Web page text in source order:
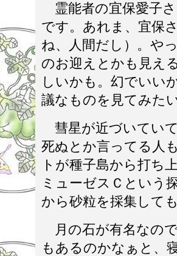
霊能者の宜保愛子
です。あれま、宜保
ね、人間だし）。や
のお迎えとかも見え
しいかも。幻でいい
議なものを見てみた
彗星が近づいてい
死ぬとか言ってる人
トが種子島から打ち
ミューゼスＣという
から砂粒を採集して
月の石が有名なの
もあるのかなぁと、